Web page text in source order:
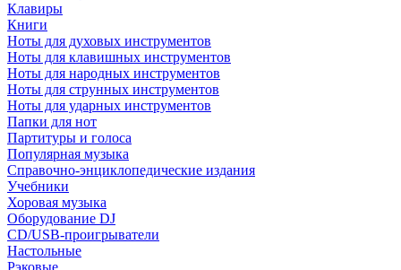
Клавиры
Книги
Ноты для духовых инструментов
Ноты для клавишных инструментов
Ноты для народных инструментов
Ноты для струнных инструментов
Ноты для ударных инструментов
Папки для нот
Партитуры и голоса
Популярная музыка
Справочно-энциклопедические издания
Учебники
Хоровая музыка
Оборудование DJ
CD/USB-проигрыватели
Настольные
Рэковые